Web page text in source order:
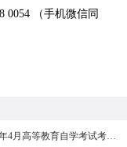
0054 （手机微信同
下一篇：关于公布山东省2021年4月高等教育自学考试考试科目及开考课程教材的通知